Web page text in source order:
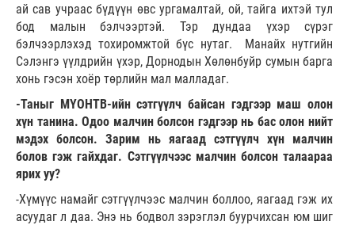
ай сав учраас бүдүүн өвс ургамалтай, ой, тайга ихтэй тул
бод малын бэлчээртэй. Тэр дундаа үхэр сүрэг
бэлчээрлэхэд тохиромжтой бүс нутаг. Манайх нутгийн
Сэлэнгэ үүлдрийн үхэр, Дорнодын Хөлөнбуйр сумын барга
хонь гэсэн хоёр төрлийн мал малладаг.
-Таныг МҮОНТВ-ийн сэтгүүлч байсан гэдгээр маш олон
хүн танина. Одоо малчин болсон гэдгээр нь бас олон нийт
мэдэх болсон. Зарим нь яагаад сэтгүүлч хүн малчин
болов гэж гайхдаг. Сэтгүүлчээс малчин болсон талаараа
ярих уу?
-Хүмүүс намайг сэтгүүлчээс малчин боллоо, яагаад гэж их
асуудаг л даа. Энэ нь бодвол зэрэглэл буурчихсан юм шиг